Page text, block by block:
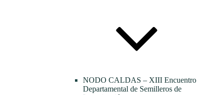
NODO CALDAS – XIII Encuentro
Departamental de Semilleros de